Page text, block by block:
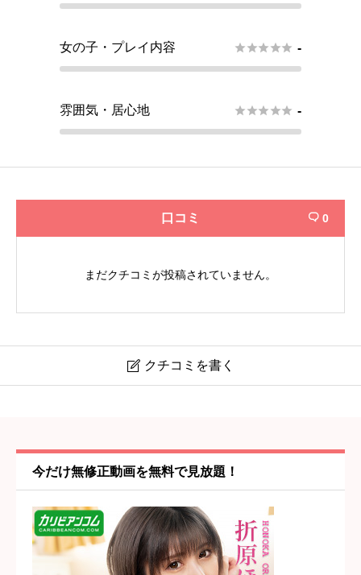
女の子・プレイ内容  -
雰囲気・居心地  -
口コミ  0
まだクチコミが投稿されていません。
 クチコミを書く
今だけ無修正動画を無料で見放題！